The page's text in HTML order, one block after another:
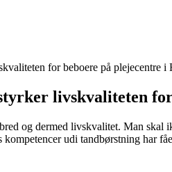
for beboere på plejecentre i
livskvaliteten
og dermed livskvalitet. Man
kompetencer udi tandbørstning har